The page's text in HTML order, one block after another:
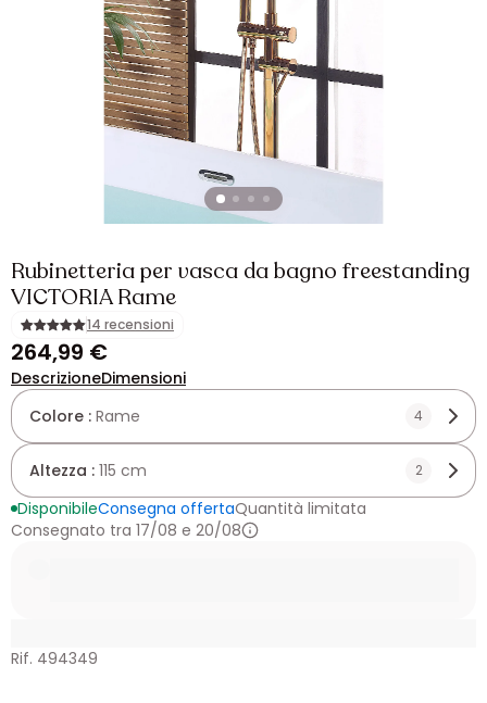
Rubinetteria per vasca da bagno freestanding
VICTORIA Rame
14 recensioni
264,99 €
DescrizioneDimensioni
Colore : Rame 4
Altezza : 115 cm 2
DisponibileConsegna offertaQuantità limitata
Consegnato tra 17/08 e 20/08
Rif. 494349